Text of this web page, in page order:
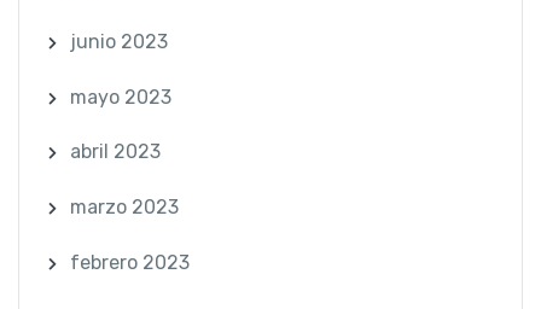
junio 2023
mayo 2023
abril 2023
marzo 2023
febrero 2023